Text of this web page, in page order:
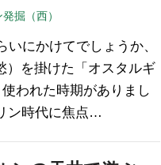
掘（西）
にかけてでしょうか、
）を掛けた「オスタルギ
われた時期がありまし
ン時代に焦点…